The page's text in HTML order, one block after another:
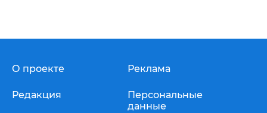
О проекте
Редакция
Реклама
Персональные
данные